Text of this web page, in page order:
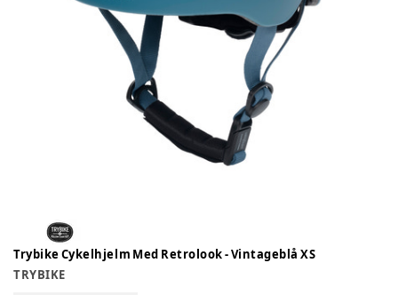
Trybike Cykelhjelm Med Retrolook - Vintageblå XS
TRYBIKE